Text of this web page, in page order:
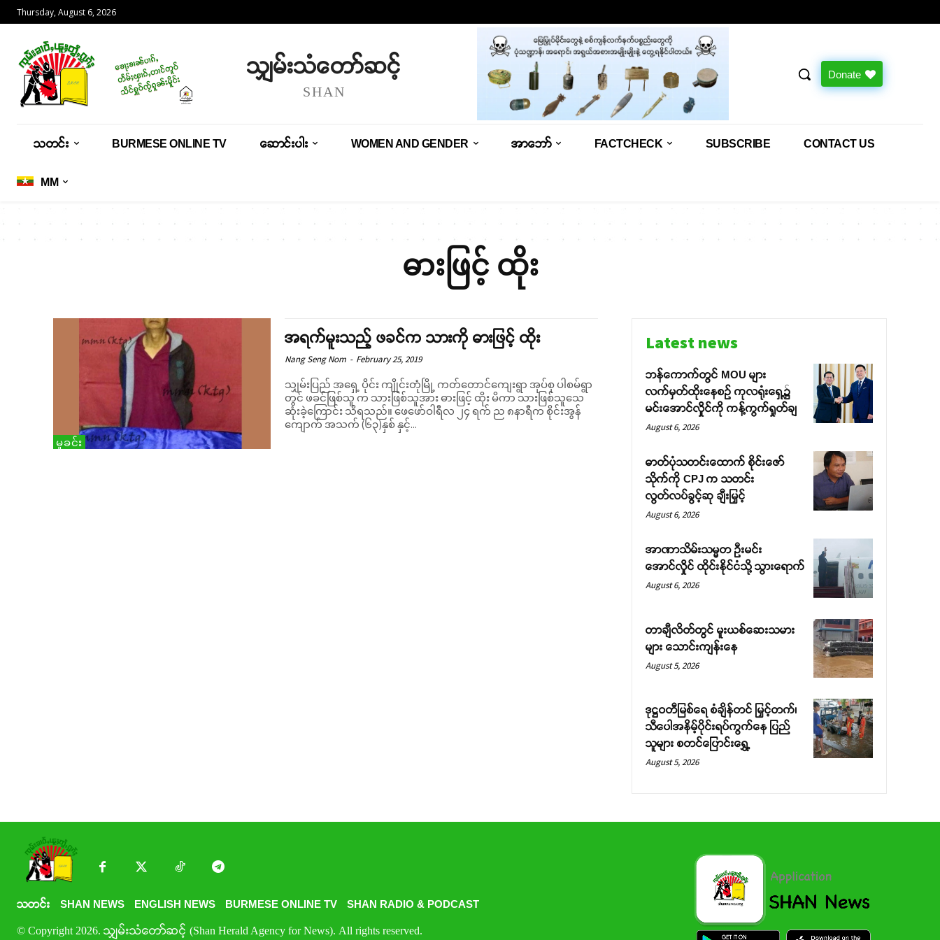
Thursday, August 6, 2026
သျှမ်းသံတော်ဆင့်
SHAN
Donate
သတင်း BURMESE ONLINE TV ဆောင်းပါး WOMEN AND GENDER အာဘော် FACTCHECK SUBSCRIBE CONTACT US
MM
ဓားဖြင့် ထိုး
မှုခင်း
အရက်မူးသည့် ဖခင်က သားကို ဓားဖြင့် ထိုး
Nang Seng Nom - February 25, 2019
သျှမ်းပြည် အရှေ့ ပိုင်း ကျိုင်းတုံမြို့ ကတ်တောင်ကျေးရွာ အုပ်စု ပါစမ်ရွာ
တွင် ဖခင်ဖြစ်သူ က သားဖြစ်သူအား ဓားဖြင့် ထိုး မိကာ သားဖြစ်သူသေ
ဆုံးခဲ့ကြောင်း သိရသည်။ ဖေဖော်ဝါရီလ ၂၄ ရက် ည ၈နာရီက စိုင်းအွန်
ကျောက် အသက် (၆၃)နှစ် နှင့်...
Latest news
ဘန်ကောက်တွင် MOU များ
လက်မှတ်ထိုးနေစဉ် ကုလရုံးရှေ့၌
မင်းအောင်လှိုင်ကို ကန့်ကွက်ရှုတ်ချ
August 6, 2026
ဓာတ်ပုံသတင်းထောက် စိုင်းဇော်
သိုက်ကို CPJ က သတင်း
လွတ်လပ်ခွင့်ဆု ချီးမြှင့်
August 6, 2026
အာဏာသိမ်းသမ္မတ ဦးမင်း
အောင်လှိုင် ထိုင်းနိုင်ငံသို့ သွားရောက်
August 6, 2026
တာချီလိတ်တွင် မူးယစ်ဆေးသမား
များ သောင်းကျန်းနေ
August 5, 2026
ဒုဋ္ဌဝတီမြစ်ရေ စံချိန်တင် မြှင့်တက်၊
သီပေါအနိမ့်ပိုင်းရပ်ကွက်နေ ပြည်
သူများ စတင်ပြောင်းရွှေ့
August 5, 2026
သတင်း SHAN NEWS ENGLISH NEWS BURMESE ONLINE TV SHAN RADIO & PODCAST
© Copyright 2026. သျှမ်းသံတော်ဆင့် (Shan Herald Agency for News). All rights reserved.